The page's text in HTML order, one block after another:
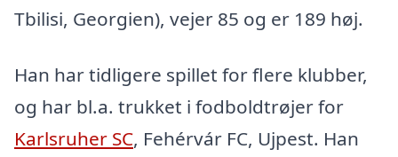
Tbilisi, Georgien), vejer 85 og er 189 høj.
Han har tidligere spillet for flere klubber,
og har bl.a. trukket i fodboldtrøjer for
Karlsruher SC, Fehérvár FC, Ujpest. Han